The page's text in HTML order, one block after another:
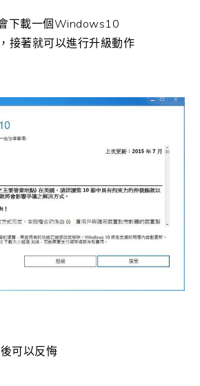
下載一個Windows10
接著就可以進行升級動作
可以反悔